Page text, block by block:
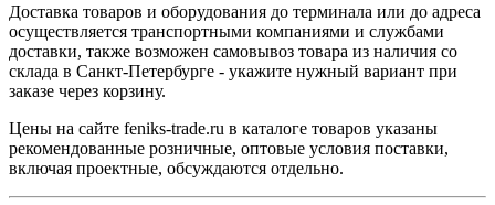
Доставка товаров и оборудования до терминала или до адреса
осуществляется транспортными компаниями и службами
доставки, также возможен самовывоз товара из наличия со
склада в Санкт-Петербурге - укажите нужный вариант при
заказе через корзину.
Цены на сайте feniks-trade.ru в каталоге товаров указаны
рекомендованные розничные, оптовые условия поставки,
включая проектные, обсуждаются отдельно.